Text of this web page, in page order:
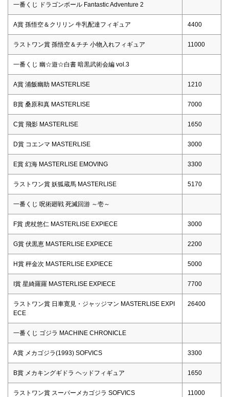
一番くじ ドラゴンボール Fantastic Adventure 2
A賞 孫悟空＆クリリン 牛乳配達フィギュア 4400
ラストワン賞 孫悟空＆チチ 小物入れフィギュア 11000
一番くじ 幽☆遊☆白書 暗黒武術会編 vol.3
A賞 浦飯幽助 MASTERLISE 1210
B賞 桑原和真 MASTERLISE 7000
C賞 飛影 MASTERLISE 1650
D賞 コエンマ MASTERLISE 3000
E賞 幻海 MASTERLISE EMOVING 3300
ラストワン賞 妖狐蔵馬 MASTERLISE 5170
一番くじ 呪術廻戦 死滅回游 ～壱～
F賞 虎杖悠仁 MASTERLISE EXPIECE 3000
G賞 伏黒恵 MASTERLISE EXPIECE 2200
H賞 秤金次 MASTERLISE EXPIECE 5000
I賞 星綺羅羅 MASTERLISE EXPIECE 7700
ラストワン賞 日車寛見・ジャッジマン MASTERLISE EXPI
ECE
26400
一番くじ ゴジラ MACHINE CHRONICLE
A賞 メカゴジラ(1993) SOFVICS 3300
B賞 メカキングギドラ ヘッドフィギュア 1650
ラストワン賞 スーパーメカゴジラ SOFVICS 11000